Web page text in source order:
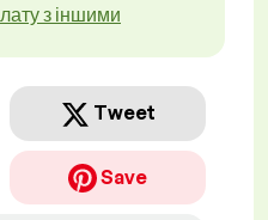
з іншими
Tweet
Save